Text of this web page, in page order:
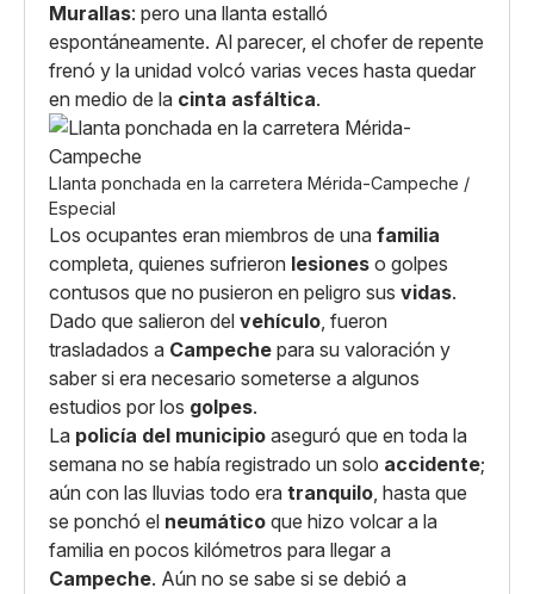
Murallas: pero una llanta estalló
espontáneamente. Al parecer, el chofer de repente
frenó y la unidad volcó varias veces hasta quedar
en medio de la cinta asfáltica.
Llanta ponchada en la carretera Mérida-Campeche /
Especial
Los ocupantes eran miembros de una familia
completa, quienes sufrieron lesiones o golpes
contusos que no pusieron en peligro sus vidas.
Dado que salieron del vehículo, fueron
trasladados a Campeche para su valoración y
saber si era necesario someterse a algunos
estudios por los golpes.
La policía del municipio aseguró que en toda la
semana no se había registrado un solo accidente;
aún con las lluvias todo era tranquilo, hasta que
se ponchó el neumático que hizo volcar a la
familia en pocos kilómetros para llegar a
Campeche. Aún no se sabe si se debió a